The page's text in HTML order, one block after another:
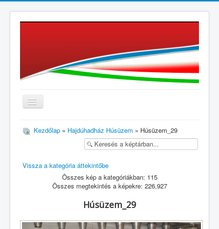
Kezdőlap » Hajdúhadház Húsüzem » Húsüzem_29
Vissza a kategória áttekintőbe
Összes kép a kategóriákban: 115
Összes megtekintés a képekre: 226,927
Húsüzem_29